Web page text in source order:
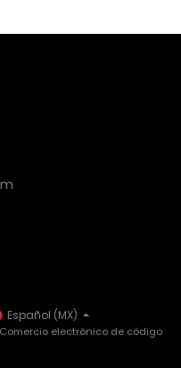
Español (MX)
Comercio electrónico de código